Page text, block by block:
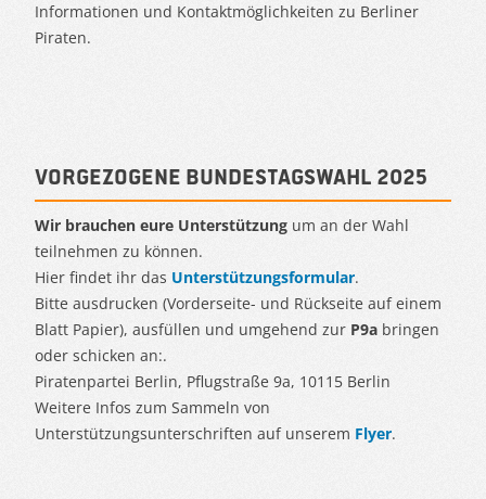
Informationen und Kontaktmöglichkeiten zu Berliner
Piraten.
Vorgezogene Bundestagswahl 2025
Wir brauchen eure Unterstützung um an der Wahl
teilnehmen zu können.
Hier findet ihr das Unterstützungsformular.
Bitte ausdrucken (Vorderseite- und Rückseite auf einem
Blatt Papier), ausfüllen und umgehend zur P9a bringen
oder schicken an:.
Piratenpartei Berlin, Pflugstraße 9a, 10115 Berlin
Weitere Infos zum Sammeln von
Unterstützungsunterschriften auf unserem Flyer.